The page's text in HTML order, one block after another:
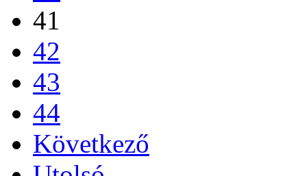
41
42
43
44
Következő